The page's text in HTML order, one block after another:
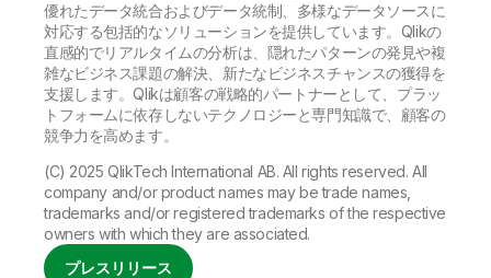
優れたデータ統合およびデータ統制、多様なデータソースに
対応する包括的なソリューションを提供しています。Qlikの
直感的でリアルタイムの分析は、隠れたパターンの発見や複
雑なビジネス課題の解決、新たなビジネスチャンスの獲得を
支援します。Qlikは顧客の戦略的パートナーとして、プラッ
トフォームに依存しないテクノロジーと専門知識で、顧客の
競争力を高めます。
(C) 2025 QlikTech International AB. All rights reserved. All
company and/or product names may be trade names,
trademarks and/or registered trademarks of the respective
owners with which they are associated.
プレスリリース